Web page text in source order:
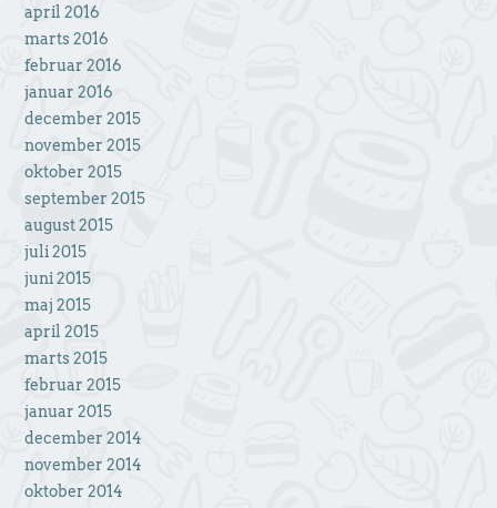
april 2016
marts 2016
februar 2016
januar 2016
december 2015
november 2015
oktober 2015
september 2015
august 2015
juli 2015
juni 2015
maj 2015
april 2015
marts 2015
februar 2015
januar 2015
december 2014
november 2014
oktober 2014